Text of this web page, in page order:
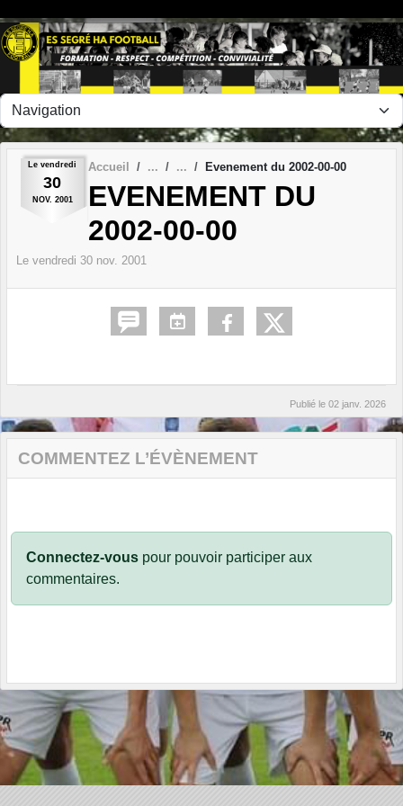
Le vendredi
30
NOV. 2001
Accueil Evenement du 2002-00-00
EVENEMENT DU
2002-00-00
Le vendredi 30 nov. 2001
Publié le 02 janv. 2026
COMMENTEZ L’ÉVÈNEMENT
Connectez-vous pour pouvoir participer aux
commentaires.